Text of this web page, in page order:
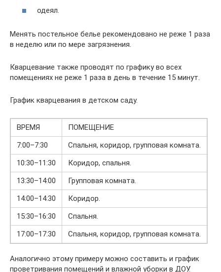
одеял.
Менять постельное белье рекомендовано не реже 1 раза
в неделю или по мере загрязнения.
Кварцевание также проводят по графику во всех
помещениях не реже 1 раза в день в течение 15 минут.
График кварцевания в детском саду.
ВРЕМЯ
ПОМЕЩЕНИЕ
7:00–7:30
Спальня, коридор, групповая комната.
10:30–11:30
Коридор, спальня.
13:30–14:00
Групповая комната.
14:00–14:30
Коридор.
15:30–16:30
Спальня.
17:00–17:30
Спальня, коридор, групповая комната.
Аналогично этому примеру можно составить и график
проветривания помещений и влажной уборки в ДОУ.